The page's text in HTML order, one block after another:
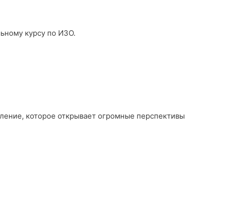
курсу по ИЗО.
которое открывает огромные перспективы